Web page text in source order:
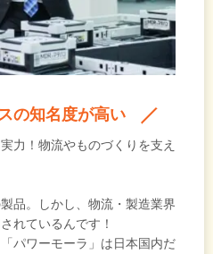
の知名度が高い
力！物流やものづくりを支え
品。しかし、物流・製造業界
れているんです！
パワーモーラ」は日本国内だ